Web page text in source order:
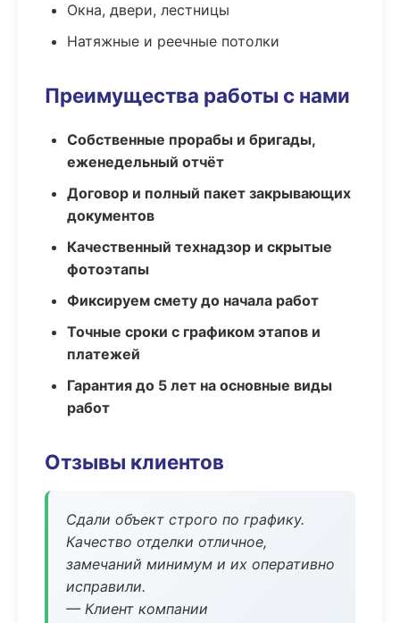
Окна, двери, лестницы
Натяжные и реечные потолки
Преимущества работы с нами
Собственные прорабы и бригады,
еженедельный отчёт
Договор и полный пакет закрывающих
документов
Качественный технадзор и скрытые
фотоэтапы
Фиксируем смету до начала работ
Точные сроки с графиком этапов и
платежей
Гарантия до 5 лет на основные виды
работ
Отзывы клиентов
Сдали объект строго по графику.
Качество отделки отличное,
замечаний минимум и их оперативно
исправили.
— Клиент компании